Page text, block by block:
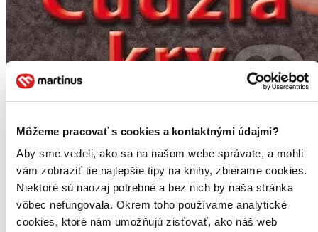
Môžeme pracovať s cookies a kontaktnými údajmi?
Aby sme vedeli, ako sa na našom webe správate, a mohli
vám zobraziť tie najlepšie tipy na knihy, zbierame cookies.
Niektoré sú naozaj potrebné a bez nich by naša stránka
vôbec nefungovala. Okrem toho používame analytické
cookies, ktoré nám umožňujú zisťovať, ako náš web
Cudzia krv
Andrea Coddington
Cudzia krv je skutočný príbeh troch priateliek – Zuzany, Karly a
Ely, zachytávajúci ich životy od mladého idealistického až po zrelý,
ich cestu za sebapoznaním a takpovediac za vlastnou krvou...